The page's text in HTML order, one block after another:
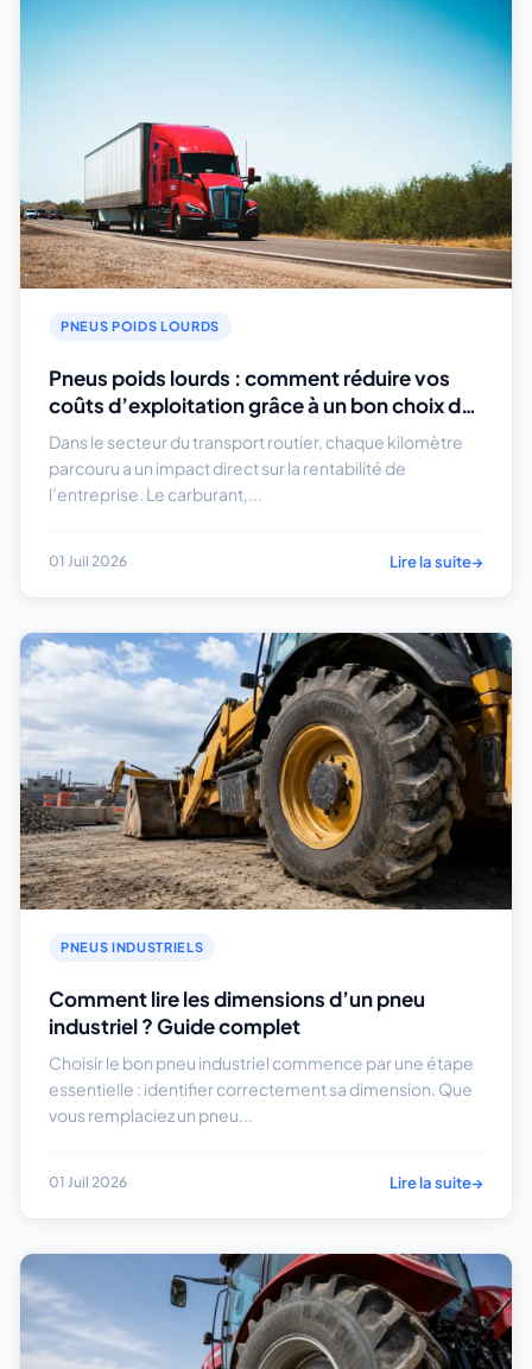
PNEUS POIDS LOURDS
Pneus poids lourds : comment réduire vos
coûts d’exploitation grâce à un bon choix de
pneus ?
Dans le secteur du transport routier, chaque kilomètre
parcouru a un impact direct sur la rentabilité de
l’entreprise. Le carburant,...
01 Juil 2026 Lire la suite→
PNEUS INDUSTRIELS
Comment lire les dimensions d’un pneu
industriel ? Guide complet
Choisir le bon pneu industriel commence par une étape
essentielle : identifier correctement sa dimension. Que
vous remplaciez un pneu...
01 Juil 2026 Lire la suite→